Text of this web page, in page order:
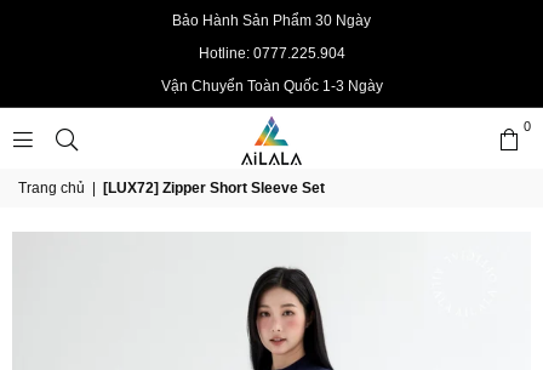
Bảo Hành Sản Phẩm 30 Ngày
Hotline: 0777.225.904
Vận Chuyển Toàn Quốc 1-3 Ngày
AILALAOFFICIAL
0
Trang chủ [LUX72] Zipper Short Sleeve Set